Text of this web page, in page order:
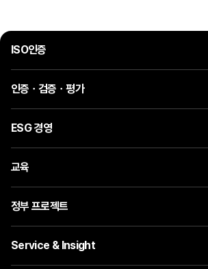
ISO인증
인증ㆍ검증ㆍ평가
ESG 경영
교육
정부 프로젝트
Service & Insight